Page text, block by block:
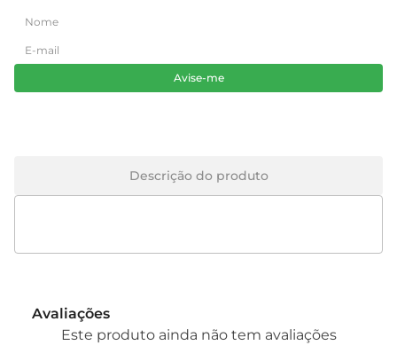
Avise-me
Descrição do produto
Avaliações
Este produto ainda não tem avaliações